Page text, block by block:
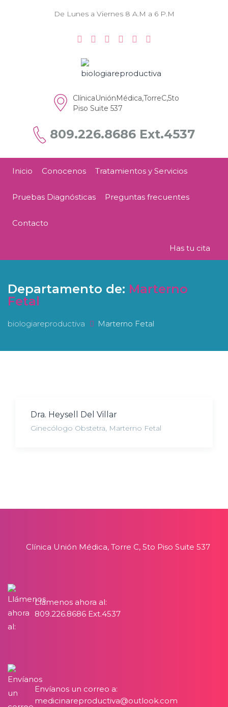
De Lunes a Viernes 8 A.M a 6 P.M
ClínicaUniónMédica,TorreC,5to
Piso Suite 537
809.226.8686 Ext.4537
Inicio Conocenos Tratamientos y Servicios
Pruebas Diagnósticas Preguntas frecuentes
Contacto
Has tu cita
Departamento de: Marterno
Fetal
biologiareproductiva Marterno Fetal
Dra. Heysell Del Villar
Ginecólogo Obstetra, Marterno Fetal
Clínica Unión Médica, Torre C, 5to Piso Suite 537
Llámenos ahora al:
809.226.8686 Ext.4537
Envíanos un correo a:
medicinareproductiva@outlook.com